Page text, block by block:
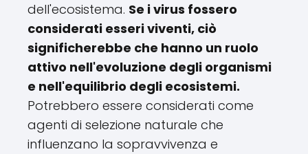
dell'ecosistema. Se i virus fossero
considerati esseri viventi, ciò
significherebbe che hanno un ruolo
attivo nell'evoluzione degli organismi
e nell'equilibrio degli ecosistemi.
Potrebbero essere considerati come
agenti di selezione naturale che
influenzano la sopravvivenza e